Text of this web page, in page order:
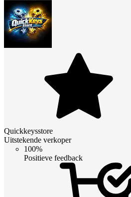
Quickkeysstore
Uitstekende verkoper
100%
Positieve feedback